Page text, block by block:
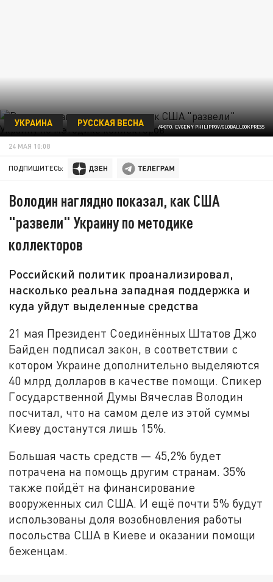
/ФОТО: EVGENY PHILIPPOV/GLOBALLOOKPRESS
УКРАИНА РУССКАЯ ВЕСНА
24 МАЯ 10:08
ПОДПИШИТЕСЬ:
Володин наглядно показал, как США
"развели" Украину по методике
коллекторов
Российский политик проанализировал,
насколько реальна западная поддержка и
куда уйдут выделенные средства
21 мая Президент Соединённых Штатов Джо
Байден подписал закон, в соответствии с
котором Украине дополнительно выделяются
40 млрд долларов в качестве помощи. Спикер
Государственной Думы Вячеслав Володин
посчитал, что на самом деле из этой суммы
Киеву достанутся лишь 15%.
Большая часть средств — 45,2% будет
потрачена на помощь другим странам. 35%
также пойдёт на финансирование
вооруженных сил США. И ещё почти 5% будут
использованы доля возобновления работы
посольства США в Киеве и оказании помощи
беженцам.